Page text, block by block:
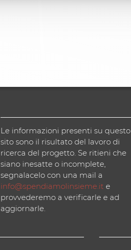
Le informazioni presenti su questo
sito sono il risultato del lavoro di
ricerca del progetto. Se ritieni che
siano inesatte o incomplete,
segnalacelo con una mail a
info@spendiamolinsieme.ite
provvederemo a verificarle e ad
aggiornarle.